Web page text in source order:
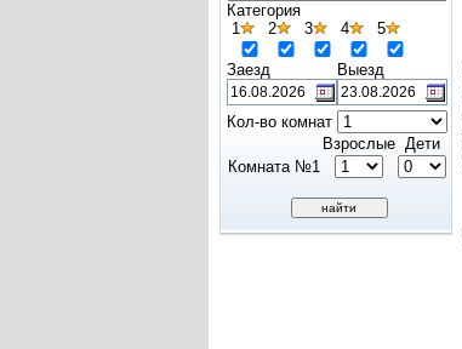
Категория
1
2 3 4 5
Заезд Выезд
Кол-во комнат
Взрослые Дети
Комната №1